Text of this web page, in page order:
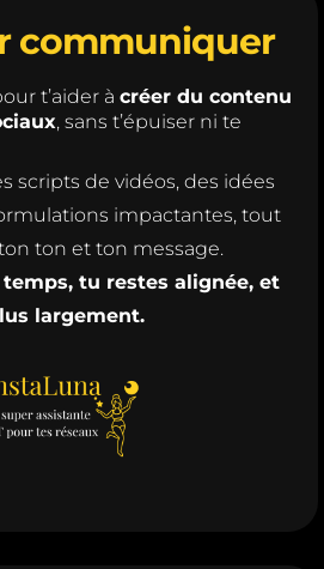
communiquer
t’aider à créer du contenu
, sans t’épuiser ni te
scripts de vidéos, des idées
impactantes, tout
ton et ton message.
tu restes alignée, et
largement.